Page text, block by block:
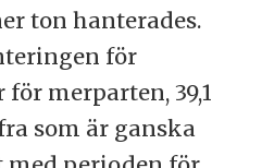
ton hanterades.
för
merparten, 39,1
som är ganska